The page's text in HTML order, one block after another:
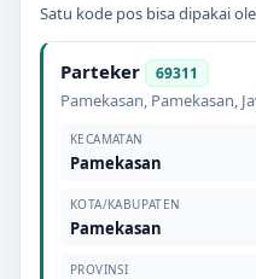
Satu kode pos bisa dipakai
Parteker 69311
Pamekasan, Pamekasan,
KECAMATAN
Pamekasan
KOTA/KABUPATEN
Pamekasan
PROVINSI